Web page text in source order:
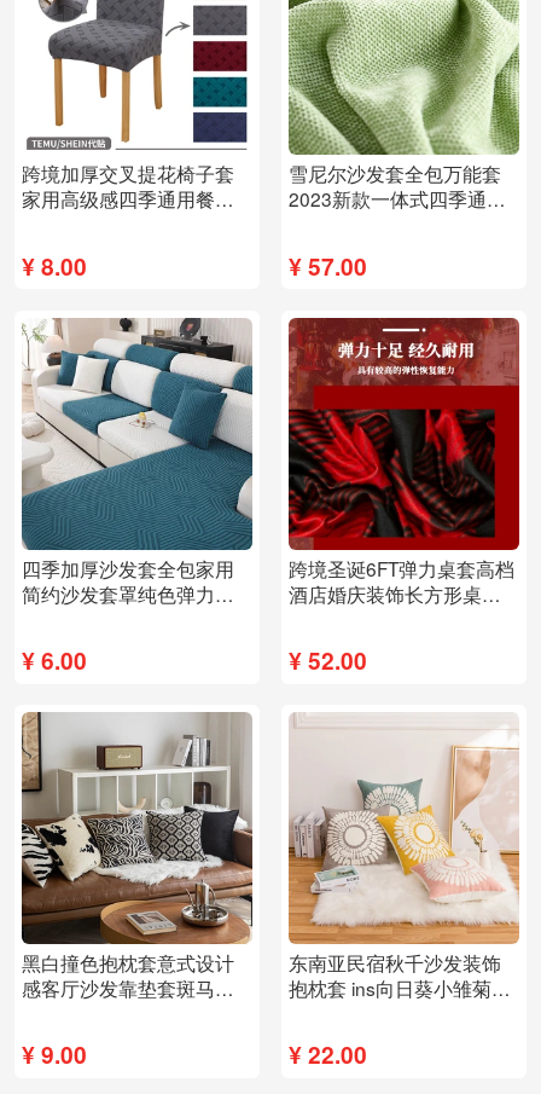
跨境加厚交叉提花椅子套
家用高级感四季通用餐椅
¥8.00
雪尼尔沙发套全包万能套
2023新款一体式四季通用
¥57.00
四季加厚沙发套全包家用
简约沙发套罩纯色弹力沙
¥6.00
跨境圣诞6FT弹力桌套高档
酒店婚庆装饰长方形桌布
¥52.00
黑白撞色抱枕套意式设计
感客厅沙发靠垫套斑马纹
¥9.00
东南亚民宿秋千沙发装饰
抱枕套 ins向日葵小雏菊刺
¥22.00